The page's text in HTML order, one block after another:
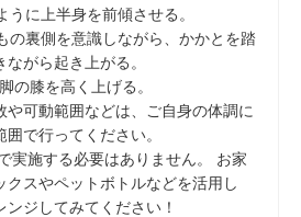
うに上半身を前傾させる。
の裏側を意識しながら、かかとを踏
がら起き上がる。
の膝を高く上げる。
可動範囲などは、ご自身の体調に
で行ってください。
実施する必要はありません。 お家
クスやペットボトルなどを活用し
ジしてみてください！